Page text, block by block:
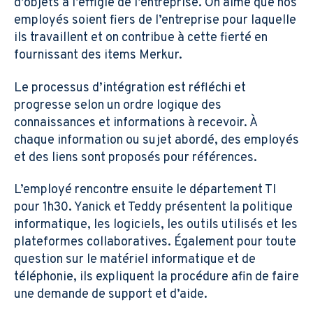
employés soient fiers de l’entreprise pour laquelle
ils travaillent et on contribue à cette fierté en
fournissant des items Merkur.
Le processus d’intégration est réfléchi et
progresse selon un ordre logique des
connaissances et informations à recevoir. À
chaque information ou sujet abordé, des employés
et des liens sont proposés pour références.
L’employé rencontre ensuite le département TI
pour 1h30. Yanick et Teddy présentent la politique
informatique, les logiciels, les outils utilisés et les
plateformes collaboratives. Également pour toute
question sur le matériel informatique et de
téléphonie, ils expliquent la procédure afin de faire
une demande de support et d’aide.